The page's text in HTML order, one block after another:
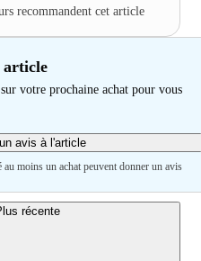
recommandent cet article
article
sur votre prochaine achat pour vous
avis à l'article
moins un achat peuvent donner un avis
récente